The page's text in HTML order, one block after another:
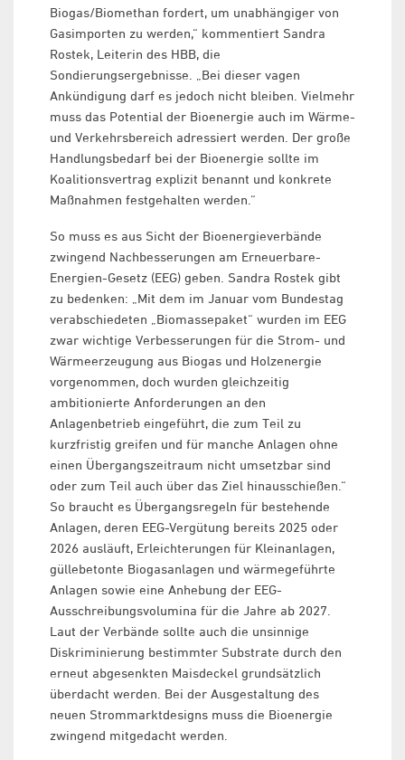
Biogas/Biomethan fordert, um unabhängiger von
Gasimporten zu werden,“ kommentiert Sandra
Rostek, Leiterin des HBB, die
Sondierungsergebnisse. „Bei dieser vagen
Ankündigung darf es jedoch nicht bleiben. Vielmehr
muss das Potential der Bioenergie auch im Wärme-
und Verkehrsbereich adressiert werden. Der große
Handlungsbedarf bei der Bioenergie sollte im
Koalitionsvertrag explizit benannt und konkrete
Maßnahmen festgehalten werden.“
So muss es aus Sicht der Bioenergieverbände
zwingend Nachbesserungen am Erneuerbare-
Energien-Gesetz (EEG) geben. Sandra Rostek gibt
zu bedenken: „Mit dem im Januar vom Bundestag
verabschiedeten „Biomassepaket“ wurden im EEG
zwar wichtige Verbesserungen für die Strom- und
Wärmeerzeugung aus Biogas und Holzenergie
vorgenommen, doch wurden gleichzeitig
ambitionierte Anforderungen an den
Anlagenbetrieb eingeführt, die zum Teil zu
kurzfristig greifen und für manche Anlagen ohne
einen Übergangszeitraum nicht umsetzbar sind
oder zum Teil auch über das Ziel hinausschießen.“
So braucht es Übergangsregeln für bestehende
Anlagen, deren EEG-Vergütung bereits 2025 oder
2026 ausläuft, Erleichterungen für Kleinanlagen,
güllebetonte Biogasanlagen und wärmegeführte
Anlagen sowie eine Anhebung der EEG-
Ausschreibungsvolumina für die Jahre ab 2027.
Laut der Verbände sollte auch die unsinnige
Diskriminierung bestimmter Substrate durch den
erneut abgesenkten Maisdeckel grundsätzlich
überdacht werden. Bei der Ausgestaltung des
neuen Strommarktdesigns muss die Bioenergie
zwingend mitgedacht werden.